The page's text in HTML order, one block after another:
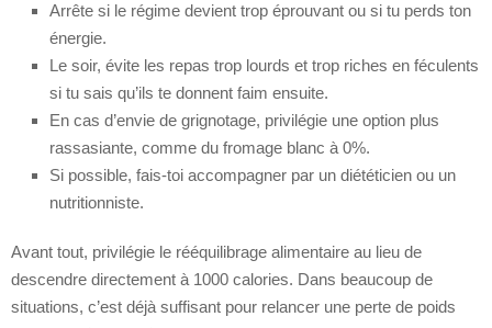
Arrête si le régime devient trop éprouvant ou si tu perds ton
énergie.
Le soir, évite les repas trop lourds et trop riches en féculents
si tu sais qu’ils te donnent faim ensuite.
En cas d’envie de grignotage, privilégie une option plus
rassasiante, comme du fromage blanc à 0%.
Si possible, fais-toi accompagner par un diététicien ou un
nutritionniste.
Avant tout, privilégie le rééquilibrage alimentaire au lieu de
descendre directement à 1000 calories. Dans beaucoup de
situations, c’est déjà suffisant pour relancer une perte de poids